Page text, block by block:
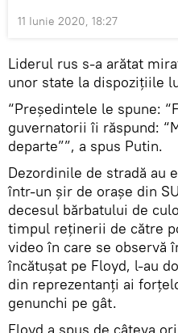
11 Iunie 2020, 18:27
Liderul rus s-a arătat
unor state la dispozițiile
“Președintele le spune:
guvernatorii îi răspund:
departe””, a spus Putin.
Dezordinile de stradă au
într-un șir de orașe din
decesul bărbatului de
timpul reținerii de către
video în care se observă
încătușat pe Floyd, l-au
din reprezentanți ai
genunchi pe gât.
Floyd a spus de câteva